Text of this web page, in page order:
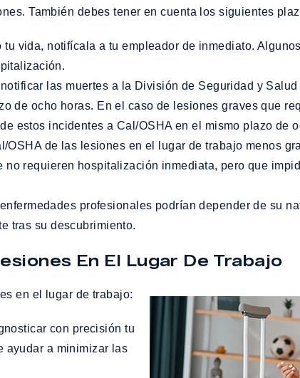
También debes tener en cuenta los siguientes
vida, notifícala a tu empleador de inmediato.
las muertes a la División de Seguridad y
de ocho horas. En el caso de lesiones graves que
estos incidentes a Cal/OSHA en el mismo plazo de
de las lesiones en el lugar de trabajo menos
requieren hospitalización inmediata, pero que
profesionales podrían depender de su
tras su descubrimiento.
En El Lugar De Trabajo
en el lugar de trabajo:
con precisión tu
ayudar a minimizar las